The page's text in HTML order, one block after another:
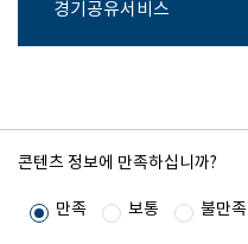
경기공유서비스
콘텐츠 정보에 만족하십니까?
만족 보통 불만족